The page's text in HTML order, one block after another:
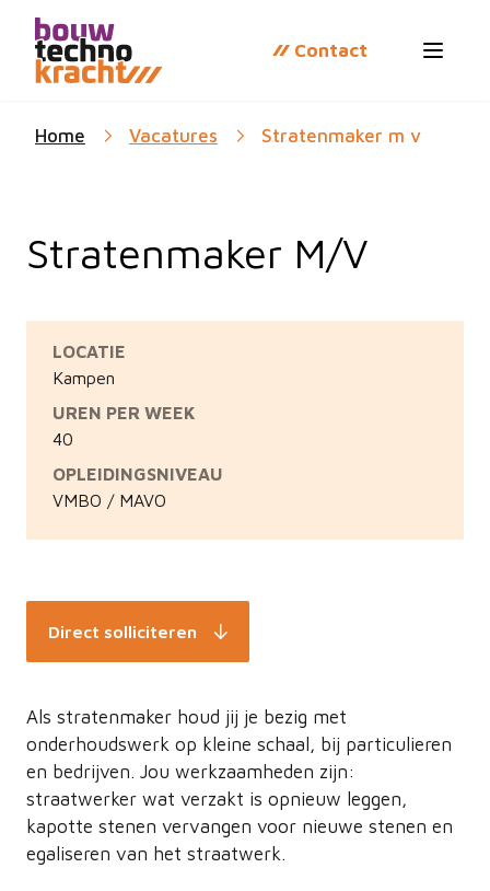
Contact
Open
Home Vacatures Stratenmaker m v
Stratenmaker M/V
LOCATIE
Kampen
UREN PER WEEK
40
OPLEIDINGSNIVEAU
VMBO / MAVO
Direct solliciteren
Als stratenmaker houd jij je bezig met
onderhoudswerk op kleine schaal, bij particulieren
en bedrijven. Jou werkzaamheden zijn:
straatwerker wat verzakt is opnieuw leggen,
kapotte stenen vervangen voor nieuwe stenen en
egaliseren van het straatwerk.